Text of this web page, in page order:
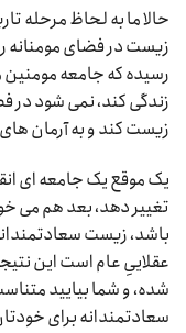
حالا ما به لحاظ مرحله
زیست در فضای مومنانه
رسیده که جامعه
زندگی کند، نمی شود در
زیست کند و به آرمان
یک موقع یک جامعه ای
تغییر دهد، بعد هم می
باشد، زیست
عقلاییِ عام است این
شده، و شما بیایید
سعادتمندانه برای